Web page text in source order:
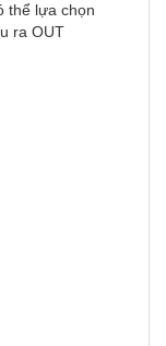
thể lựa chọn
ra OUT